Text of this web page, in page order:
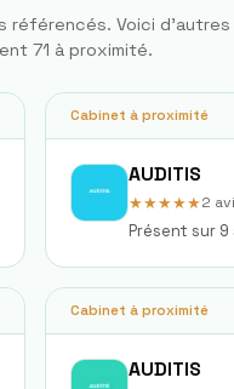
référencés. Voici
71 à proximité.
Cabinet à proximité
AUDITIS
★★★★★2
Présent sur
Cabinet à proximité
AUDITIS